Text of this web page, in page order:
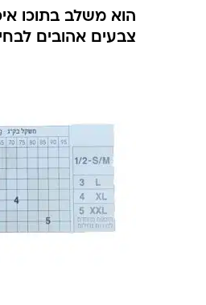
הוא משלב בתוכו
צבעים אהובים